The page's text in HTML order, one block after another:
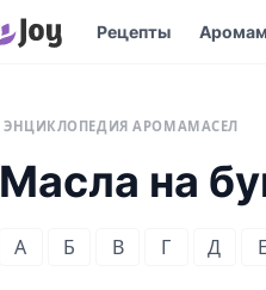
Рецепты
ЭНЦИКЛОПЕДИЯ АРОМАМАСЕЛ
Масла на
А Б В Г Д Е